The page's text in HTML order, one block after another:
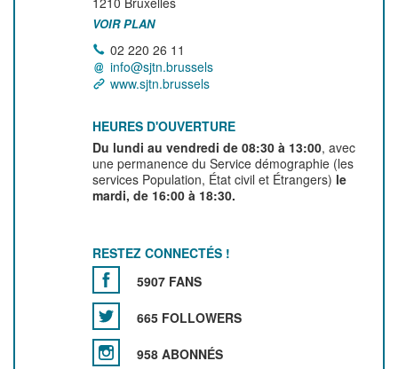
VOIR PLAN
02 220 26 11
info@sjtn.brussels
www.sjtn.brussels
HEURES D'OUVERTURE
Du lundi au vendredi de 08:30 à 13:00, avec
une permanence du Service démographie (les
services Population, État civil et Étrangers) le
mardi, de 16:00 à 18:30.
RESTEZ CONNECTÉS !
5907 FANS
665 FOLLOWERS
958 ABONNÉS